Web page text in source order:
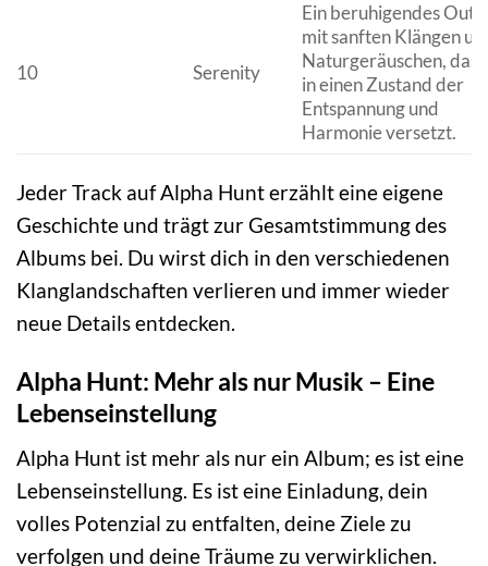
10 Serenity
Ein beruhigendes
mit sanften Klängen
Naturgeräuschen, das
in einen Zustand der
Entspannung und
Harmonie versetzt.
Jeder Track auf Alpha Hunt erzählt eine eigene
Geschichte und trägt zur Gesamtstimmung des
Albums bei. Du wirst dich in den verschiedenen
Klanglandschaften verlieren und immer wieder
neue Details entdecken.
Alpha Hunt: Mehr als nur Musik – Eine
Lebenseinstellung
Alpha Hunt ist mehr als nur ein Album; es ist eine
Lebenseinstellung. Es ist eine Einladung, dein
volles Potenzial zu entfalten, deine Ziele zu
verfolgen und deine Träume zu verwirklichen.